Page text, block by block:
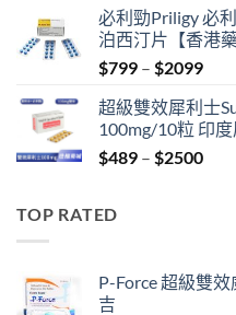
was:
$399.
is:
$369.
必利勁Priligy 必
泊西汀片【香港
$799 – $2099Price
超級雙效犀利士
100mg/10粒 印
$489 – $2500Price
TOP RATED
P-Force 超級雙
吉